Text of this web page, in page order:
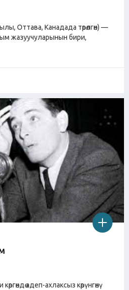
Оттава, Канадада төрөлгөн) —
жазуучуларынын бири,
адеп-ахлаксыз көрүнгөнү